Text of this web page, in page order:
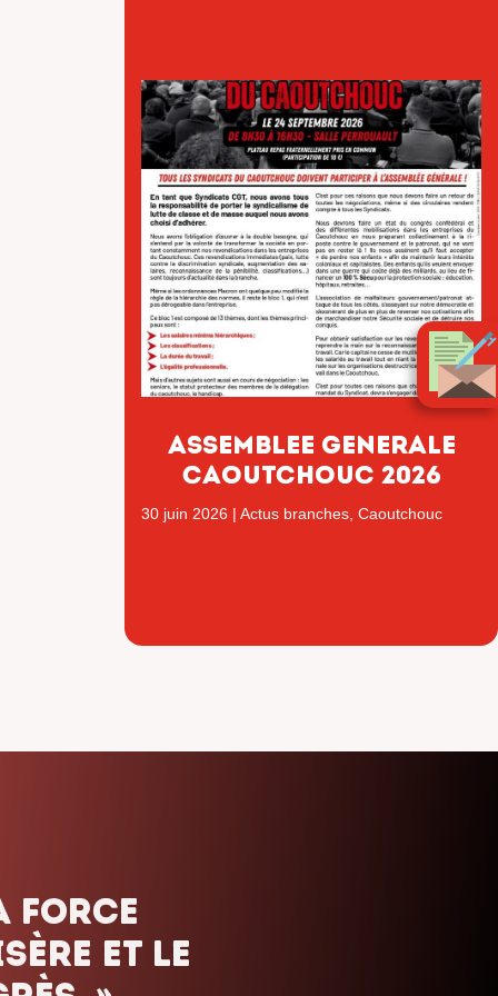
ASSEMBLEE GENERALE
CAOUTCHOUC 2026
30 juin 2026 | Actus branches, Caoutchouc
Nous
que
le